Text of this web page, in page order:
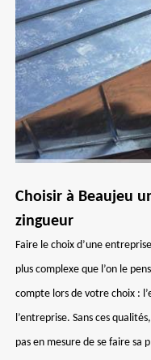
Choisir à Beaujeu
zingueur
Faire le choix d’une
plus complexe que l’on le
compte lors de votre choix :
l’entreprise. Sans ces
pas en mesure de se faire sa